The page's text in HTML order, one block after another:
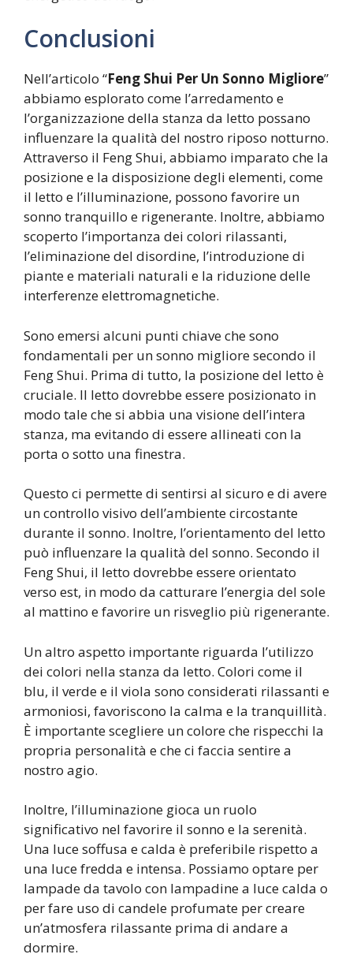
Conclusioni
Nell’articolo “Feng Shui Per Un Sonno Migliore”
abbiamo esplorato come l’arredamento e
l’organizzazione della stanza da letto possano
influenzare la qualità del nostro riposo notturno.
Attraverso il Feng Shui, abbiamo imparato che la
posizione e la disposizione degli elementi, come
il letto e l’illuminazione, possono favorire un
sonno tranquillo e rigenerante. Inoltre, abbiamo
scoperto l’importanza dei colori rilassanti,
l’eliminazione del disordine, l’introduzione di
piante e materiali naturali e la riduzione delle
interferenze elettromagnetiche.
Sono emersi alcuni punti chiave che sono
fondamentali per un sonno migliore secondo il
Feng Shui. Prima di tutto, la posizione del letto è
cruciale. Il letto dovrebbe essere posizionato in
modo tale che si abbia una visione dell’intera
stanza, ma evitando di essere allineati con la
porta o sotto una finestra.
Questo ci permette di sentirsi al sicuro e di avere
un controllo visivo dell’ambiente circostante
durante il sonno. Inoltre, l’orientamento del letto
può influenzare la qualità del sonno. Secondo il
Feng Shui, il letto dovrebbe essere orientato
verso est, in modo da catturare l’energia del sole
al mattino e favorire un risveglio più rigenerante.
Un altro aspetto importante riguarda l’utilizzo
dei colori nella stanza da letto. Colori come il
blu, il verde e il viola sono considerati rilassanti e
armoniosi, favoriscono la calma e la tranquillità.
È importante scegliere un colore che rispecchi la
propria personalità e che ci faccia sentire a
nostro agio.
Inoltre, l’illuminazione gioca un ruolo
significativo nel favorire il sonno e la serenità.
Una luce soffusa e calda è preferibile rispetto a
una luce fredda e intensa. Possiamo optare per
lampade da tavolo con lampadine a luce calda o
per fare uso di candele profumate per creare
un’atmosfera rilassante prima di andare a
dormire.